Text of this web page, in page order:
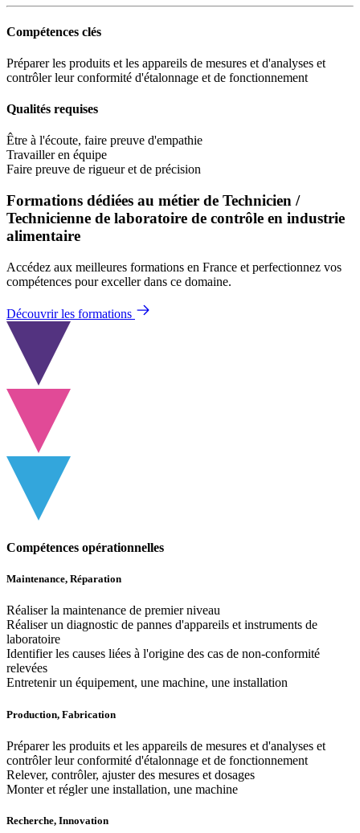
Compétences clés
Préparer les produits et les appareils de mesures et d'analyses et
contrôler leur conformité d'étalonnage et de fonctionnement
Qualités requises
Être à l'écoute, faire preuve d'empathie
Travailler en équipe
Faire preuve de rigueur et de précision
Formations dédiées au métier de Technicien /
Technicienne de laboratoire de contrôle en industrie
alimentaire
Accédez aux meilleures formations en France et perfectionnez vos
compétences pour exceller dans ce domaine.
Découvrir les formations
Compétences opérationnelles
Maintenance, Réparation
Réaliser la maintenance de premier niveau
Réaliser un diagnostic de pannes d'appareils et instruments de
laboratoire
Identifier les causes liées à l'origine des cas de non-conformité
relevées
Entretenir un équipement, une machine, une installation
Production, Fabrication
Préparer les produits et les appareils de mesures et d'analyses et
contrôler leur conformité d'étalonnage et de fonctionnement
Relever, contrôler, ajuster des mesures et dosages
Monter et régler une installation, une machine
Recherche, Innovation